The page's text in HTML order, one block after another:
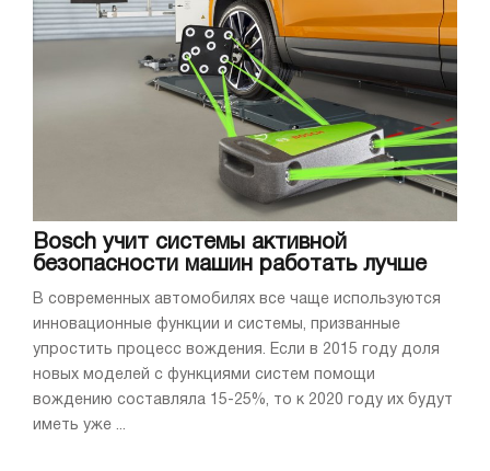
Bosch учит системы активной
безопасности машин работать лучше
В современных автомобилях все чаще используются
инновационные функции и системы, призванные
упростить процесс вождения. Если в 2015 году доля
новых моделей с функциями систем помощи
вождению составляла 15-25%, то к 2020 году их будут
иметь уже ...